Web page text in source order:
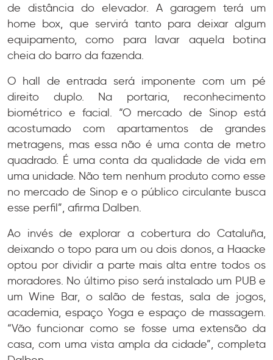
de distância do elevador. A garagem terá um
home box, que servirá tanto para deixar algum
equipamento, como para lavar aquela botina
cheia do barro da fazenda.
O hall de entrada será imponente com um pé
direito duplo. Na portaria, reconhecimento
biométrico e facial. “O mercado de Sinop está
acostumado com apartamentos de grandes
metragens, mas essa não é uma conta de metro
quadrado. É uma conta da qualidade de vida em
uma unidade. Não tem nenhum produto como esse
no mercado de Sinop e o público circulante busca
esse perfil”, afirma Dalben.
Ao invés de explorar a cobertura do Cataluña,
deixando o topo para um ou dois donos, a Haacke
optou por dividir a parte mais alta entre todos os
moradores. No último piso será instalado um PUB e
um Wine Bar, o salão de festas, sala de jogos,
academia, espaço Yoga e espaço de massagem.
“Vão funcionar como se fosse uma extensão da
casa, com uma vista ampla da cidade”, completa